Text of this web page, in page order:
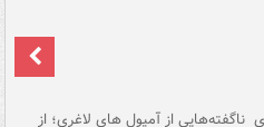
ناگفته‌هایی از آمپول های لاغری؛ از